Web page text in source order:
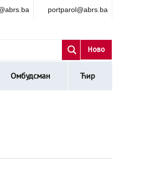
portparol@abrs.ba
Ново
Омбудсман Ћир